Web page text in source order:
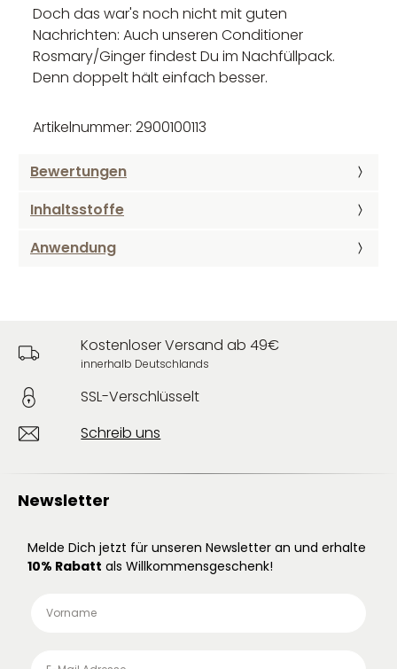
Doch das war's noch nicht mit guten
Nachrichten: Auch unseren Conditioner
Rosmary/Ginger findest Du im Nachfüllpack.
Denn doppelt hält einfach besser.
Artikelnummer: 2900100113
Bewertungen
Inhaltsstoffe
Anwendung
Kostenloser Versand ab 49€
innerhalb Deutschlands
SSL-Verschlüsselt
Schreib uns
Newsletter
Melde Dich jetzt für unseren Newsletter an und erhalte
10% Rabatt als Willkommensgeschenk!